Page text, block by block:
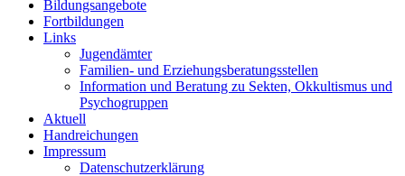
Bildungsangebote
Fortbildungen
Links
Jugendämter
Familien- und Erziehungsberatungsstellen
Information und Beratung zu Sekten, Okkultismus und
Psychogruppen
Aktuell
Handreichungen
Impressum
Datenschutzerklärung